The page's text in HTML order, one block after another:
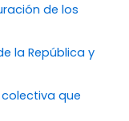
de los
la República y
que